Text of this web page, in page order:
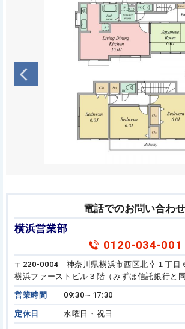
電話でのお問い合わせ
横浜営業部
0120-034-001
〒220-0004 神奈川県横浜市西区北幸１丁目
横浜ファーストビル３階（みずほ信託銀行と
営業時間 09:30～17:30
定休日 水曜日・祝日